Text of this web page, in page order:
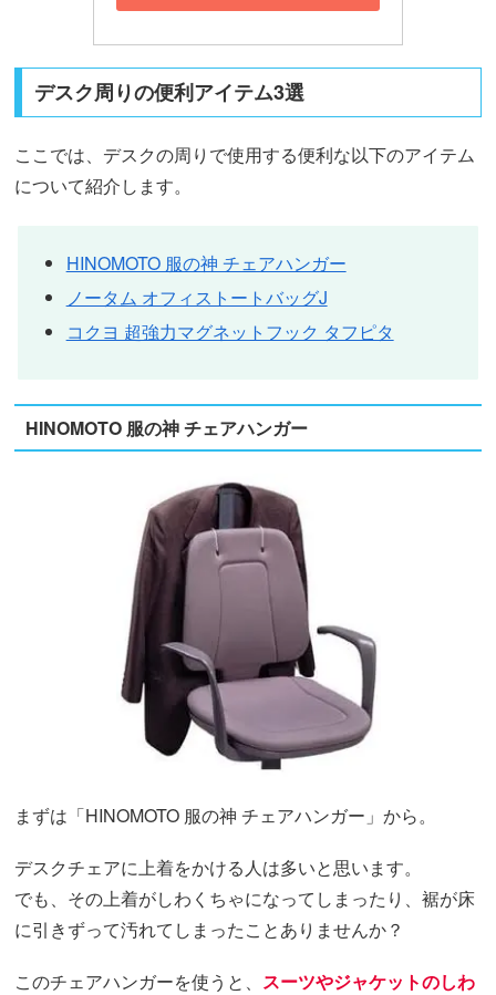
デスク周りの便利アイテム3選
ここでは、デスクの周りで使用する便利な以下のアイテム
について紹介します。
HINOMOTO 服の神 チェアハンガー
ノータム オフィストートバッグJ
コクヨ 超強力マグネットフック タフピタ
HINOMOTO 服の神 チェアハンガー
まずは「HINOMOTO 服の神 チェアハンガー」から。
デスクチェアに上着をかける人は多いと思います。
でも、その上着がしわくちゃになってしまったり、裾が床
に引きずって汚れてしまったことありませんか？
このチェアハンガーを使うと、 スーツやジャケットのしわ